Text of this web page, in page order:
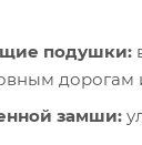
подушки:
дорогам
замши: